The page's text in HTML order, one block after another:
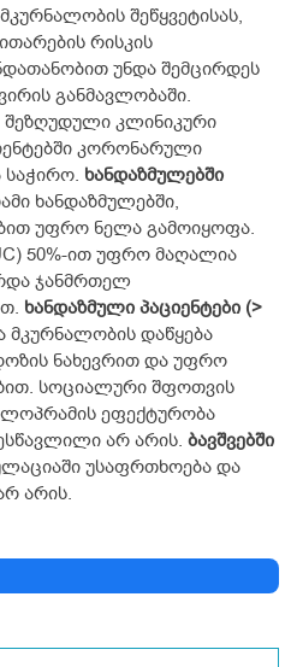
შეწყვეტისას,
რისკის
უნდა შემცირდეს
განმავლობაში.
შეზღუდული კლინიკური
კორონარული
ხანდაზმულებში
ხანდაზმულებში,
უფრო ნელა გამოიყოფა.
50%-ით უფრო მაღალია
ჯანმრთელ
ხანდაზმული პაციენტები (>
მკურნალობის დაწყება
ნახევრით და უფრო
სოციალური შფოთვის
ეფექტურობა
არ არის. ბავშვებში
უსაფრთხოება და
არის.